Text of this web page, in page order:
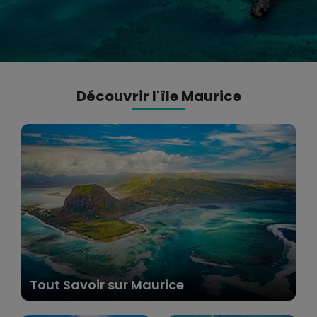
Découvrir l'île Maurice
Tout Savoir sur Maurice